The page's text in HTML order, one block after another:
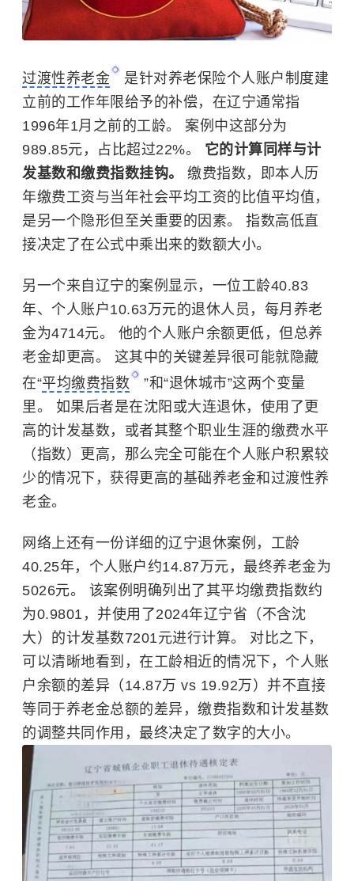
过渡性养老金
是针对养老保险个人账户制度建
立前的工作年限给予的补偿，在辽宁通常指
1996年1月之前的工龄。 案例中这部分为
989.85元，占比超过22%。 它的计算同样与计
发基数和缴费指数挂钩。 缴费指数，即本人历
年缴费工资与当年社会平均工资的比值平均值，
是另一个隐形但至关重要的因素。 指数高低直
接决定了在公式中乘出来的数额大小。
另一个来自辽宁的案例显示，一位工龄40.83
年、个人账户10.63万元的退休人员，每月养老
金为4714元。 他的个人账户余额更低，但总养
老金却更高。 这其中的关键差异很可能就隐藏
在“平均缴费指数
”和“退休城市”这两个变量
里。 如果后者是在沈阳或大连退休，使用了更
高的计发基数，或者其整个职业生涯的缴费水平
（指数）更高，那么完全可能在个人账户积累较
少的情况下，获得更高的基础养老金和过渡性养
老金。
网络上还有一份详细的辽宁退休案例，工龄
40.25年，个人账户约14.87万元，最终养老金为
5026元。 该案例明确列出了其平均缴费指数约
为0.9801，并使用了2024年辽宁省（不含沈
大）的计发基数7201元进行计算。 对比之下，
可以清晰地看到，在工龄相近的情况下，个人账
户余额的差异（14.87万 vs 19.92万）并不直接
等同于养老金总额的差异，缴费指数和计发基数
的调整共同作用，最终决定了数字的大小。